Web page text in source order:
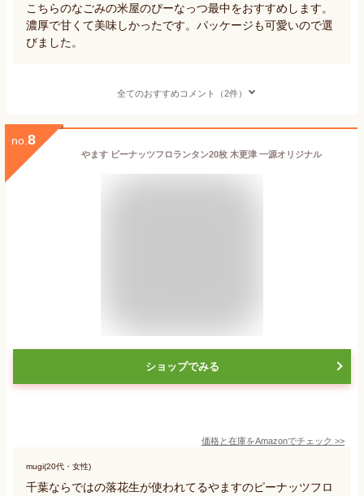
こちらのなごみの米屋のぴーなっつ最中をおすすめします。
濃厚で甘くて美味しかったです。パッケージも可愛いので選
びました。
全てのおすすめコメント（2件）
no. 8
やます ピーナッツフロランタン20枚 木更津 一源オリジナル
ショップでみる
価格と在庫をAmazonでチェック >>
mugi(20代・女性)
千葉ならではの落花生が使われてるやますのピーナッツフロ